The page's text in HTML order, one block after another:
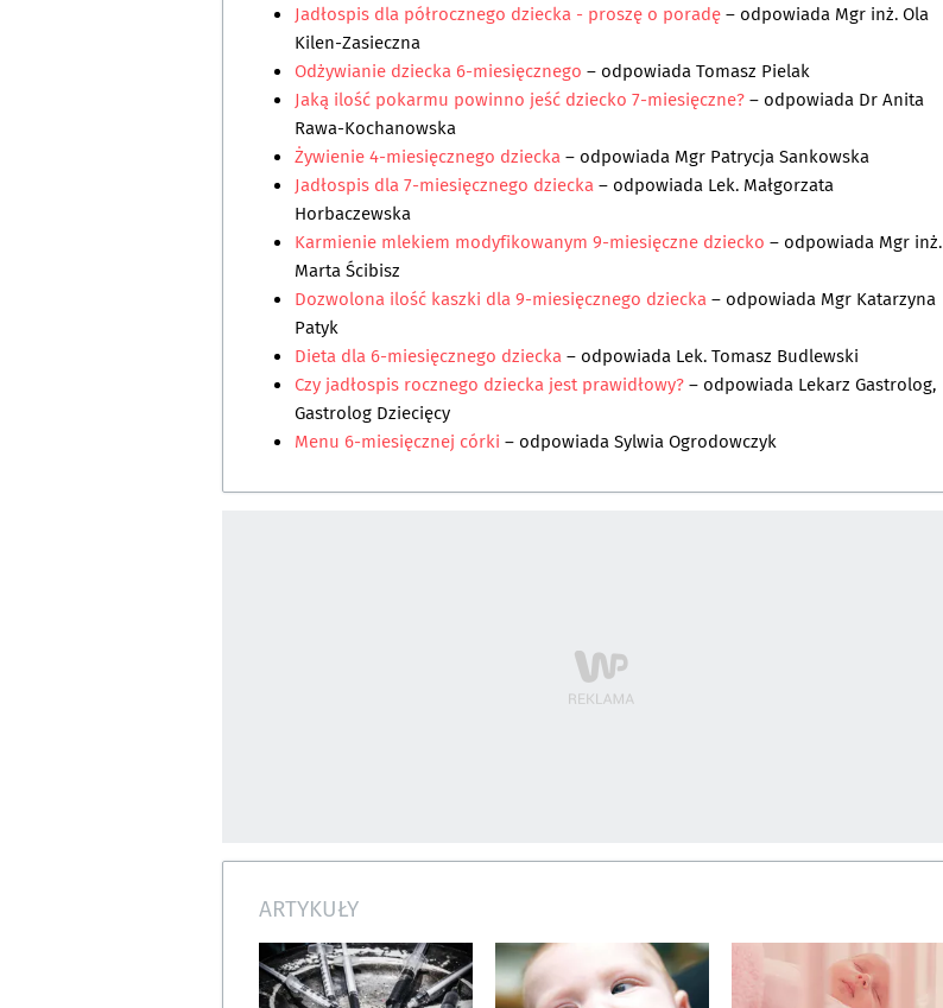
Jadłospis dla półrocznego dziecka - proszę o poradę– odpowiada Mgr inż. Ola
Kilen-Zasieczna
Odżywianie dziecka 6-miesięcznego – odpowiadaTomasz Pielak
Jaką ilość pokarmu powinno jeść dziecko 7-miesięczne?– odpowiada Dr Anita
Rawa-Kochanowska
Żywienie 4-miesięcznego dziecka– odpowiada Mgr Patrycja Sankowska
Jadłospis dla 7-miesięcznego dziecka– odpowiada Lek. Małgorzata
Horbaczewska
Karmienie mlekiem modyfikowanym 9-miesięczne dziecko – odpowiada Mgr inż.
Marta Ścibisz
Dozwolona ilość kaszki dla 9-miesięcznego dziecka– odpowiada Mgr Katarzyna
Patyk
Dieta dla 6-miesięcznego dziecka– odpowiada Lek. Tomasz Budlewski
Czy jadłospis rocznego dziecka jest prawidłowy?– odpowiada Lekarz Gastrolog,
Gastrolog Dziecięcy
Menu 6-miesięcznej córki – odpowiadaSylwia Ogrodowczyk
ARTYKUŁY